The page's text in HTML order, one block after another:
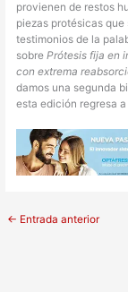
provienen de restos
piezas protésicas
testimonios de la
sobrePrótesis fija en
con extrema
damos una segunda
esta edición regresa
← Entrada anterior